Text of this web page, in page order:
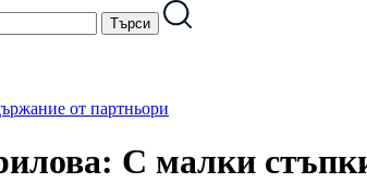
от партньори
С малки